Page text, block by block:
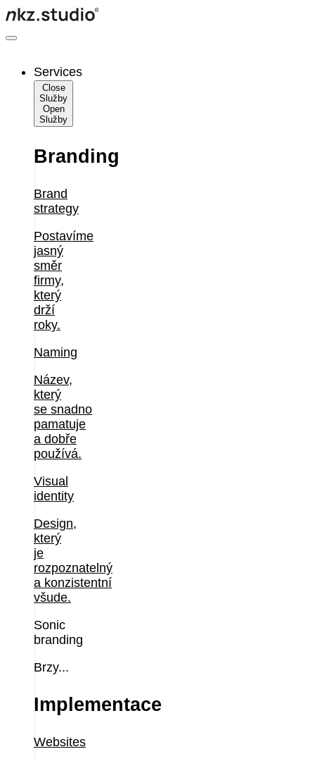
Skip
content
Services
Close
Služby
Open
Služby
Branding
Brand
strategy
Postavíme
jasný
směr
firmy,
který
drží
roky.
Naming
Název,
který
se snadno
pamatuje
a dobře
používá.
Visual
identity
Design,
který
je
rozpoznatelný
a konzistentní
všude.
Sonic
branding
Brzy...
Implementace
Websites